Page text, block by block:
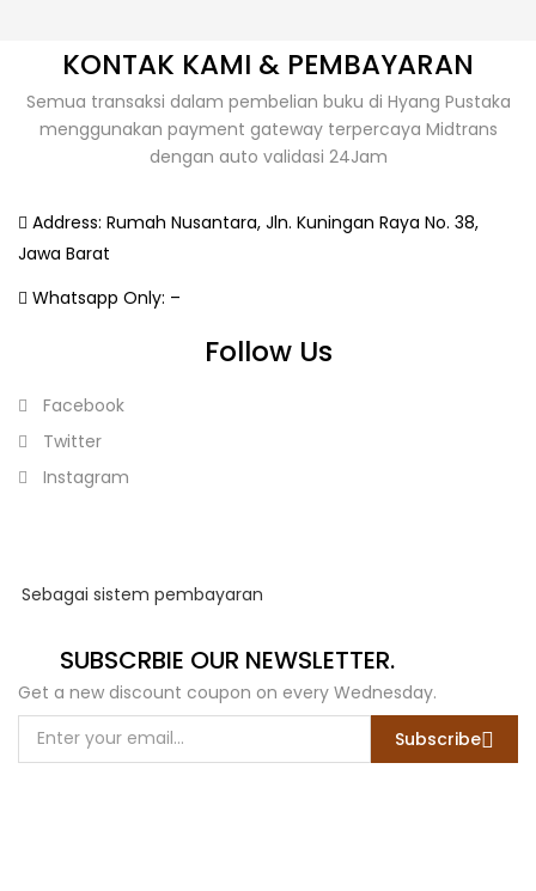
KONTAK KAMI & PEMBAYARAN
Semua transaksi dalam pembelian buku di Hyang Pustaka
menggunakan payment gateway terpercaya Midtrans
dengan auto validasi 24Jam
Address: Rumah Nusantara, Jln. Kuningan Raya No. 38,
Jawa Barat
Whatsapp Only: –
Follow Us
Facebook
Twitter
Instagram
Sebagai sistem pembayaran
SUBSCRBIE OUR NEWSLETTER.
Get a new discount coupon on every Wednesday.
Subscribe